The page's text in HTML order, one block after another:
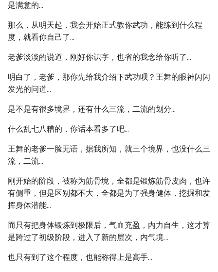
是满意的...
那么，从明天起，我会开始正式教你武功，能练到什么程
度，就看你自己了...
老爹淡淡的说道，刚好你识字，也省的我念给你听了...
明白了，老爹，那你先给我介绍下武功呗？王舞的眼神闪闪
发光的问道...
是不是有很多境界，还有什么三流，二流的划分...
什么乱七八糟的，你话本看多了吧...
王舞的老爹一脸无语，据我所知，就三个境界，也没什么三
流，二流...
刚开始的阶段，被称为筋骨境，全都是锻炼筋骨皮肉，也许
有侧重，但是区别都不大，全都是为了强身健体，挖掘和发
挥身体潜能...
而只有把身体锻炼到极限后，气血充盈，内力自生，这才算
是跨过了初级阶段，进入了新的层次，内气境…
也只有到了这个程度，也能称得上是高手...